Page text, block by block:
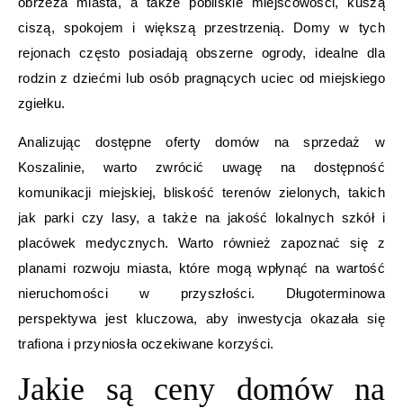
ciszą, spokojem i większą przestrzenią. Domy w tych
rejonach często posiadają obszerne ogrody, idealne dla
rodzin z dziećmi lub osób pragnących uciec od miejskiego
zgiełku.
Analizując dostępne oferty domów na sprzedaż w
Koszalinie, warto zwrócić uwagę na dostępność
komunikacji miejskiej, bliskość terenów zielonych, takich
jak parki czy lasy, a także na jakość lokalnych szkół i
placówek medycznych. Warto również zapoznać się z
planami rozwoju miasta, które mogą wpłynąć na wartość
nieruchomości w przyszłości. Długoterminowa
perspektywa jest kluczowa, aby inwestycja okazała się
trafiona i przyniosła oczekiwane korzyści.
Jakie są ceny domów na